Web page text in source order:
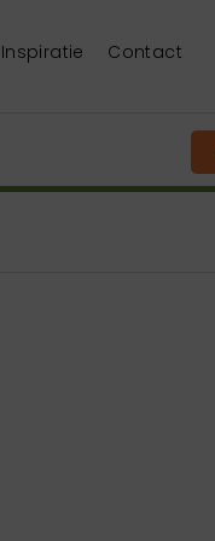
Inspiratie Contact